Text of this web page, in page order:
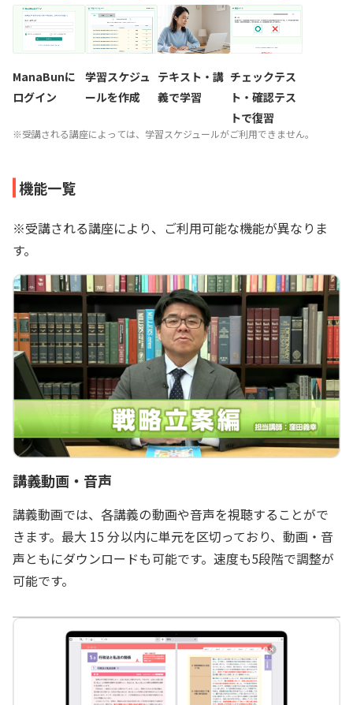
ManaBunに
ログイン
学習スケジュ
ールを作成
テキスト・講
義で学習
チェックテス
ト・確認テス
トで復習
※受講される講座によっては、学習スケジュールがご利用できません。
機能一覧
※受講される講座により、ご利用可能な機能が異なりま
す。
講義動画・音声
講義動画では、各講義の動画や音声を視聴することがで
きます。最大 15 分以内に単元を区切っており、動画・音
声ともにダウンロードも可能です。速度も5段階で調整が
可能です。